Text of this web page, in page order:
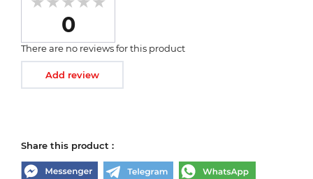
0
There are no reviews for this product
Add review
Share this product :